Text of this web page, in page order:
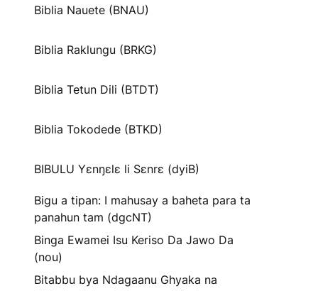
Biblia Nauete (BNAU)
Biblia Raklungu (BRKG)
Biblia Tetun Dili (BTDT)
Biblia Tokodede (BTKD)
BIBULU Yɛnŋɛlɛ li Sɛnrɛ (dyiB)
Bigu a tipan: I mahusay a baheta para ta
panahun tam (dgcNT)
Binga Ewamei Isu Keriso Da Jawo Da
(nou)
Bitabbu bya Ndagaanu Ghyaka na